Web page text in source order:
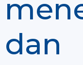
dan